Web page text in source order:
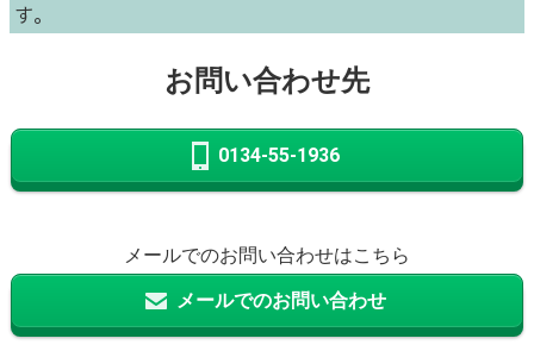
す。
お問い合わせ先
0134-55-1936
メールでのお問い合わせはこちら
メールでのお問い合わせ